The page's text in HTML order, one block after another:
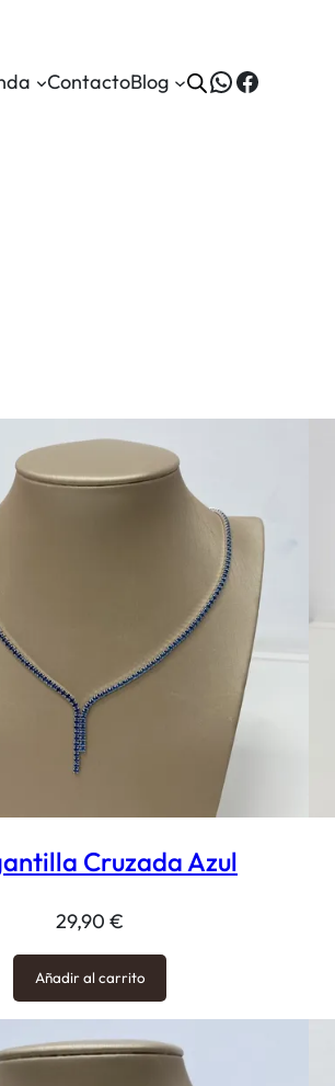
ContactoBlog WhatsApp
Facebook
Cruzada Azul
29,90 €
Añadir al carrito